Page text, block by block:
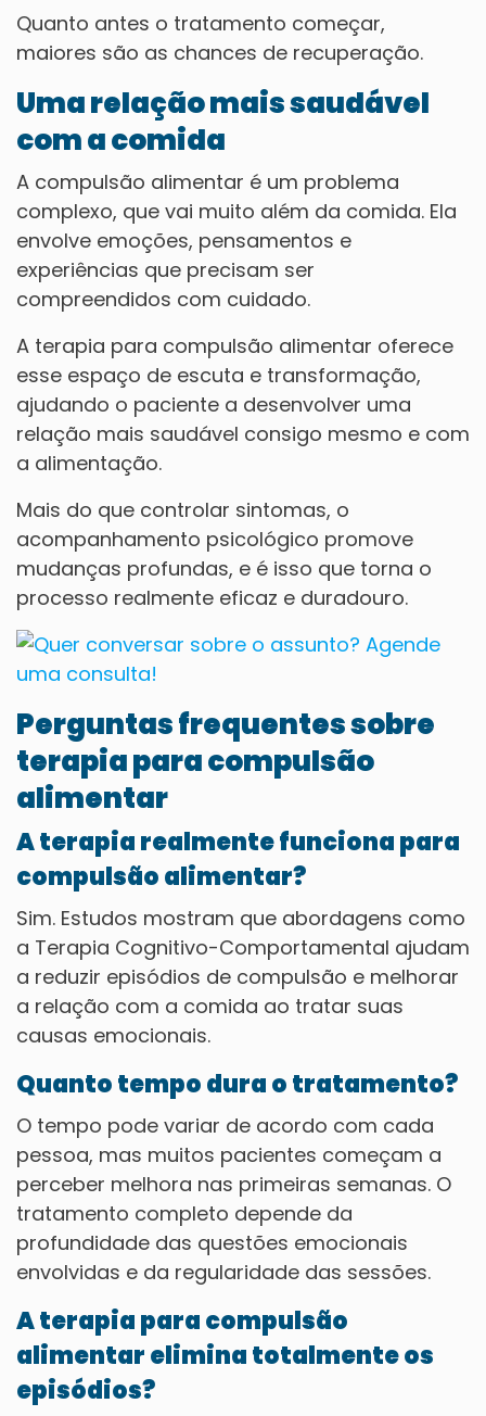
Quanto antes o tratamento começar,
maiores são as chances de recuperação.
Uma relação mais saudável
com a comida
A compulsão alimentar é um problema
complexo, que vai muito além da comida. Ela
envolve emoções, pensamentos e
experiências que precisam ser
compreendidos com cuidado.
A terapia para compulsão alimentar oferece
esse espaço de escuta e transformação,
ajudando o paciente a desenvolver uma
relação mais saudável consigo mesmo e com
a alimentação.
Mais do que controlar sintomas, o
acompanhamento psicológico promove
mudanças profundas, e é isso que torna o
processo realmente eficaz e duradouro.
Perguntas frequentes sobre
terapia para compulsão
alimentar
A terapia realmente funciona para
compulsão alimentar?
Sim. Estudos mostram que abordagens como
a Terapia Cognitivo-Comportamental ajudam
a reduzir episódios de compulsão e melhorar
a relação com a comida ao tratar suas
causas emocionais.
Quanto tempo dura o tratamento?
O tempo pode variar de acordo com cada
pessoa, mas muitos pacientes começam a
perceber melhora nas primeiras semanas. O
tratamento completo depende da
profundidade das questões emocionais
envolvidas e da regularidade das sessões.
A terapia para compulsão
alimentar elimina totalmente os
episódios?